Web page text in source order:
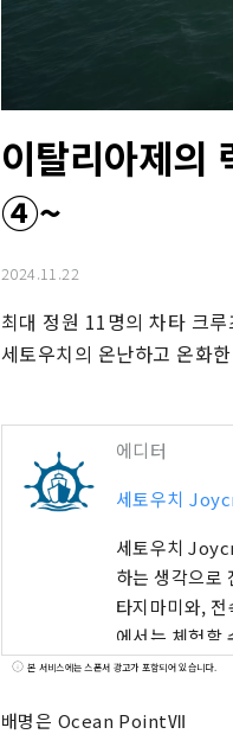
이탈리아제의
④~
2024.11.22
최대 정원 11명의 차타 크루
세토우치의 온난하고 온화
에디터
세토우치
세토우치
하는 생각으로
타지마미와,
에서는 체험할
본 서비스에는 스폰서 광고가 포함되어 있습니다.
배명은 Ocean PointⅦ